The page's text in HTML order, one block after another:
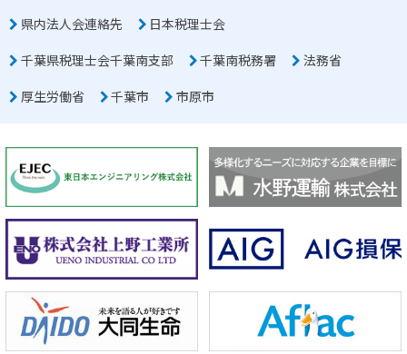
県内法人会連絡先
日本税理士会
千葉県税理士会千葉南支部
千葉南税務署
法務省
厚生労働省
千葉市 市原市